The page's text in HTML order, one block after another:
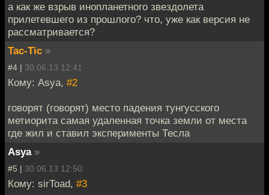
а как же взрыв инопланетного звездолета
прилетевшего из прошлого? что, уже как версия не
рассматривается?
Tac-Tic »
#4 | 30.06.13 12:41
Кому: Asya, #2
говорят (говорят) место падения тунгусского
метиорита самая удаленная точка земли от места
где жил и ставил эксперименты Тесла
Asya »
#5 | 30.06.13 12:50
Кому: sirToad, #3